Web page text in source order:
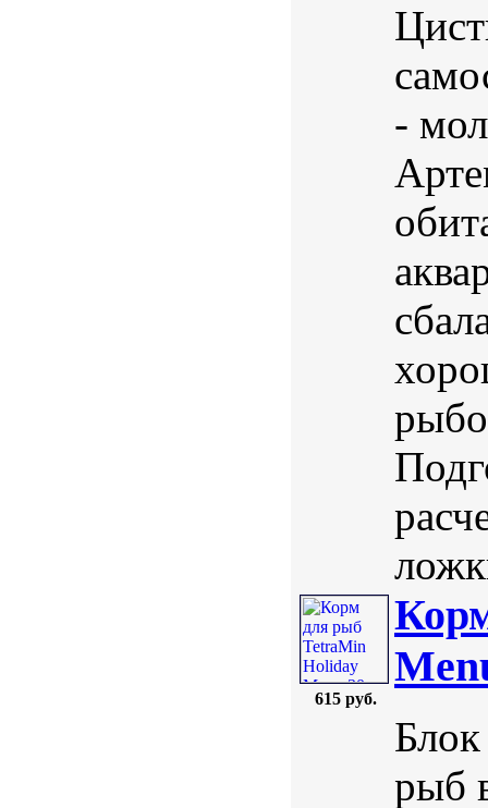
-
615 руб.
рыб